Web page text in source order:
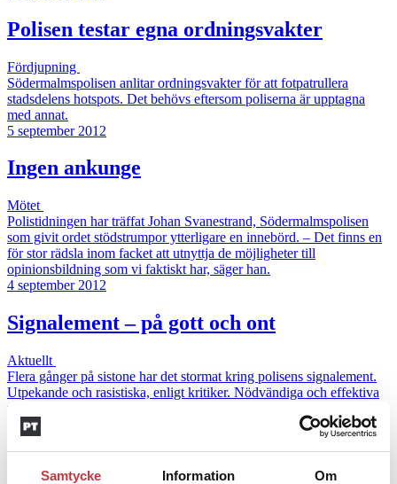
Samtycke Information Om
Polisen testar egna ordningsvakter
Fördjupning
Södermalmspolisen anlitar ordningsvakter för att fotpatrullera
stadsdelens hotspots. Det behövs eftersom poliserna är upptagna
med annat.
5 september 2012
Ingen ankunge
Mötet
Polistidningen har träffat Johan Svanestrand, Södermalmspolisen
som givit ordet stödstrumpor ytterligare en innebörd. – Det finns en
för stor rädsla inom facket att utnyttja de möjligheter till
opinionsbildning som vi faktiskt har, säger han.
4 september 2012
Signalement – på gott och ont
Aktuellt
Flera gånger på sistone har det stormat kring polisens signalement.
Utpekande och rasistiska, enligt kritiker. Nödvändiga och effektiva
vid brottsbekämpning, enligt andra.
26 augusti 2011